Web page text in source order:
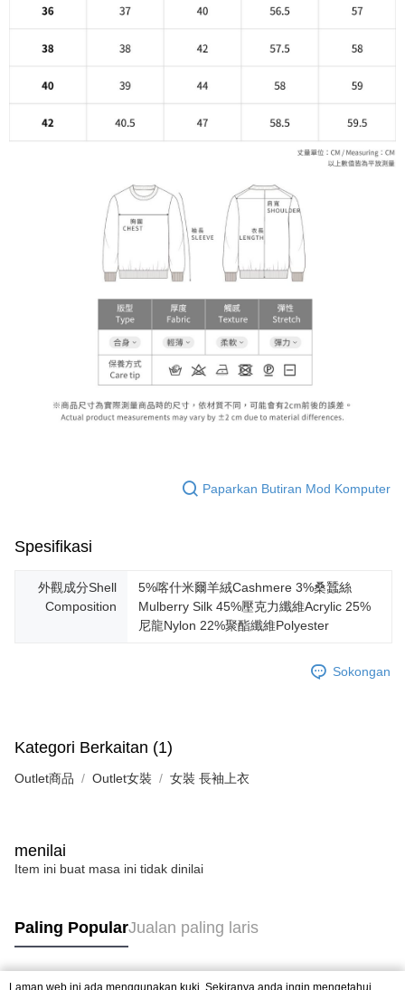
Paparkan Butiran Mod Komputer
Spesifikasi
外觀成分Shell
Composition
5%喀什米爾羊絨Cashmere 3%桑蠶絲
Mulberry Silk 45%壓克力纖維Acrylic 25%
尼龍Nylon 22%聚酯纖維Polyester
Sokongan
Kategori Berkaitan (1)
Outlet商品 Outlet女裝 女裝 長袖上衣
menilai
Item ini buat masa ini tidak dinilai
Paling PopularJualan paling laris
Laman web ini ada menggunakan kuki. Sekiranya anda ingin mengetahui